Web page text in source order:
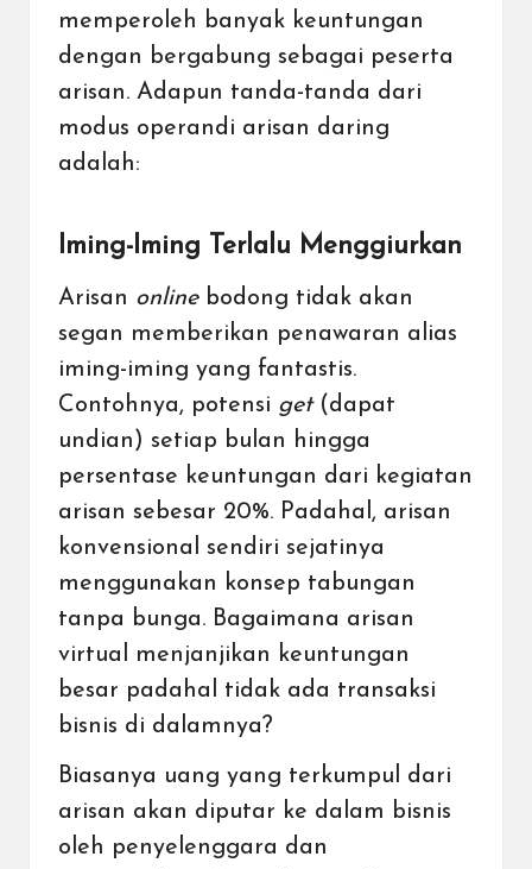
memperoleh banyak keuntungan
dengan bergabung sebagai peserta
arisan. Adapun tanda-tanda dari
modus operandi arisan daring
adalah:
Iming-Iming Terlalu Menggiurkan
Arisan online bodong tidak akan
segan memberikan penawaran alias
iming-iming yang fantastis.
Contohnya, potensi get (dapat
undian) setiap bulan hingga
persentase keuntungan dari kegiatan
arisan sebesar 20%. Padahal, arisan
konvensional sendiri sejatinya
menggunakan konsep tabungan
tanpa bunga. Bagaimana arisan
virtual menjanjikan keuntungan
besar padahal tidak ada transaksi
bisnis di dalamnya?
Biasanya uang yang terkumpul dari
arisan akan diputar ke dalam bisnis
oleh penyelenggara dan